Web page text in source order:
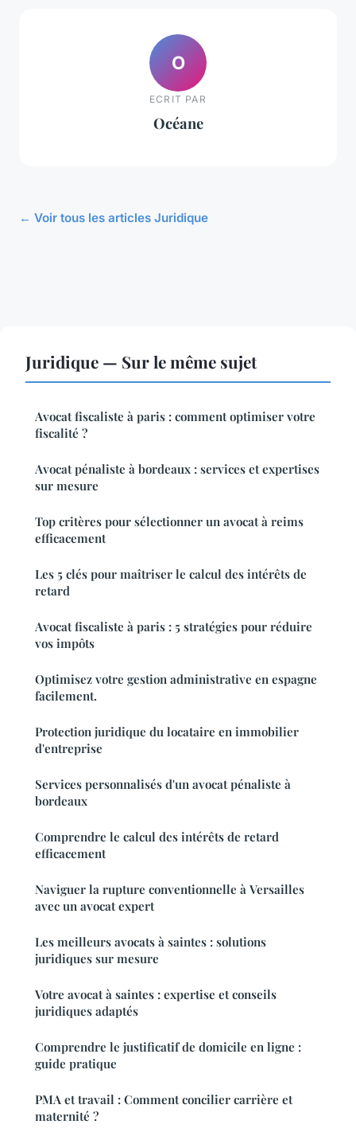
O
ECRIT PAR
Océane
← Voir tous les articles Juridique
Juridique — Sur le même sujet
Avocat fiscaliste à paris : comment optimiser votre
fiscalité ?
Avocat pénaliste à bordeaux : services et expertises
sur mesure
Top critères pour sélectionner un avocat à reims
efficacement
Les 5 clés pour maîtriser le calcul des intérêts de
retard
Avocat fiscaliste à paris : 5 stratégies pour réduire
vos impôts
Optimisez votre gestion administrative en espagne
facilement.
Protection juridique du locataire en immobilier
d'entreprise
Services personnalisés d'un avocat pénaliste à
bordeaux
Comprendre le calcul des intérêts de retard
efficacement
Naviguer la rupture conventionnelle à Versailles
avec un avocat expert
Les meilleurs avocats à saintes : solutions
juridiques sur mesure
Votre avocat à saintes : expertise et conseils
juridiques adaptés
Comprendre le justificatif de domicile en ligne :
guide pratique
PMA et travail : Comment concilier carrière et
maternité ?